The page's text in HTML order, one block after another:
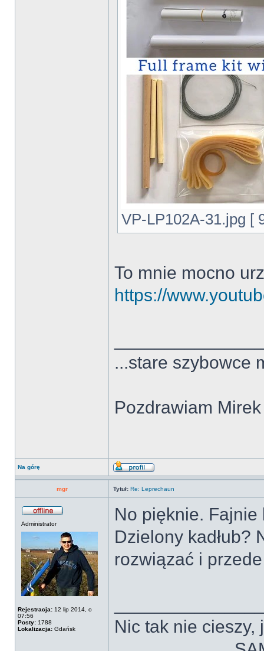
VP-LP102A-31.jpg [
To mnie mocno
https://
...stare szybowce
Pozdrawiam Mirek
Na górę
mgr Tytuł: Re: Leprechaun
Administrator
Rejestracja: 12 lip 2014, o
07:56
Posty: 1788
Lokalizacja: Gdańsk
No pięknie.
Dzielony kadłub?
rozwiązać i
Nic tak nie cieszy,